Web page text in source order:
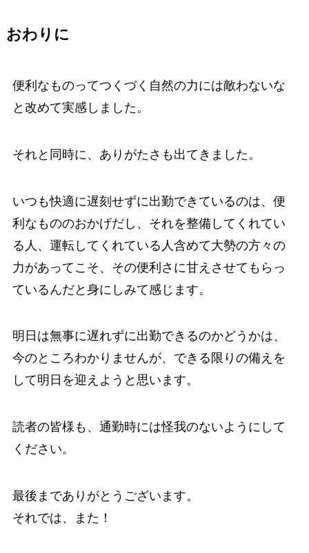
おわりに
便利なものってつくづく自然の力には敵わないな
と改めて実感しました。
それと同時に、ありがたさも出てきました。
いつも快適に遅刻せずに出勤できているのは、便
利なもののおかげだし、それを整備してくれてい
る人、運転してくれている人含めて大勢の方々の
力があってこそ、その便利さに甘えさせてもらっ
ているんだと身にしみて感じます。
明日は無事に遅れずに出勤できるのかどうかは、
今のところわかりませんが、できる限りの備えを
して明日を迎えようと思います。
読者の皆様も、通勤時には怪我のないようにして
ください。
最後までありがとうございます。
それでは、また！